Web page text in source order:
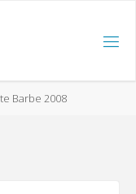
Barbe 2008